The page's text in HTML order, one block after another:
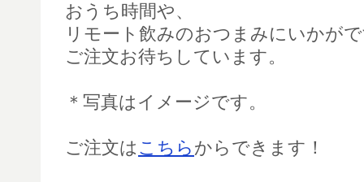
おうち時間や、
リモート飲みのおつまみにいかが
ご注文お待ちしています。
＊写真はイメージです。
ご注文は こちら からできます！